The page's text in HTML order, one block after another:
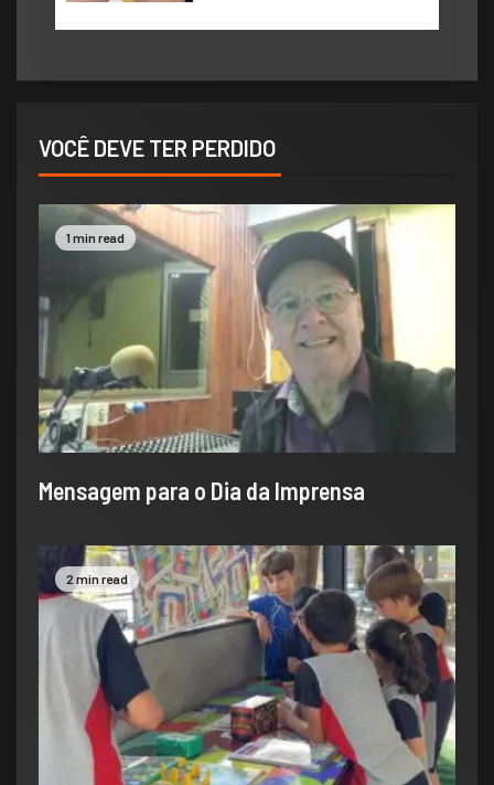
VOCÊ DEVE TER PERDIDO
1 min read
​Mensagem para o Dia da Imprensa
2 min read